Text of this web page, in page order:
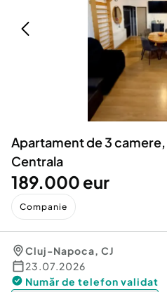
Servicii
Animale de companie
Afaceri și echipamente
Inchiriere Bunuri si
Utilaje agricole si
Piese auto si accesorii
Apartament de 3 camere,
Centrala
189.000 eur
Companie
Cluj-Napoca, CJ
23.07.2026
Număr de telefon validat